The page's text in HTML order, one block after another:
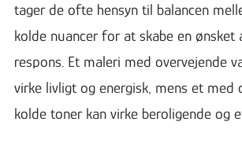
tager de ofte hensyn til balancen
kolde nuancer for at skabe en
respons. Et maleri med overvejende
virke livligt og energisk, mens et med
kolde toner kan virke beroligende og